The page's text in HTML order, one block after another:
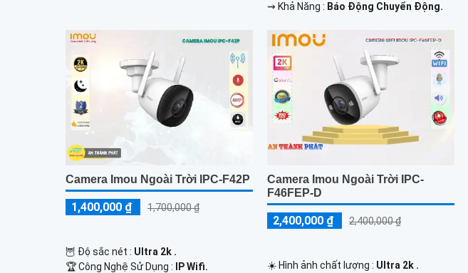
️⇝ Khả Năng : Báo Động Chuyển Động.
Camera Imou Ngoài Trời IPC-F42P
1,400,000 ₫ 1,700,000 ₫
🦉 Độ sắc nét : Ultra 2k .
🏆 Công Nghệ Sử Dụng :
IP Wifi.
Camera Imou Ngoài Trời IPC-
F46FEP-D
2,400,000 ₫ 2,400,000 ₫
☀️ Hình ảnh chất lượng : Ultra 2k .